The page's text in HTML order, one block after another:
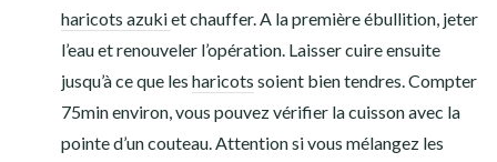
haricots azukiet chauffer. A la première ébullition, jeter
l’eau et renouveler l’opération. Laisser cuire ensuite
jusqu’à ce que les haricots soient bien tendres. Compter
75min environ, vous pouvez vérifier la cuisson avec la
pointe d’un couteau. Attention si vous mélangez les